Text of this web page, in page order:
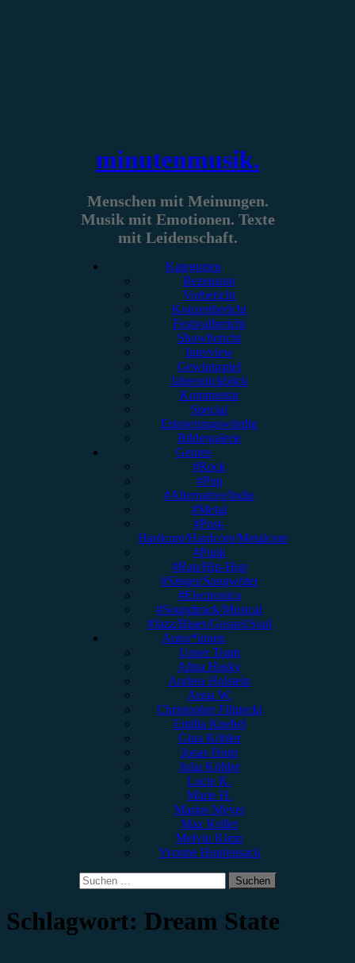
minutenmusik.
Menschen mit Meinungen.
Musik mit Emotionen. Texte
mit Leidenschaft.
Kategorien
Rezension
Vorbericht
Konzertbericht
Festivalbericht
Showbericht
Interview
Gewinnspiel
Jahresrückblick
Kommentar
Special
Erinnerungswürdig
Bildergalerie
Genres
#Rock
#Pop
#Alternative/Indie
#Metal
#Post-
Hardcore/Hardcore/Metalcore
#Punk
#Rap/Hip-Hop
#Singer/Songwriter
#Electronica
#Soundtrack/Musical
#Jazz/Blues/Gospel/Soul
Autor*innen
Unser Team
Alina Hasky
Andrea Holstein
Anna W.
Christopher Filipecki
Emilia Knebel
Gina Köhler
Jonas Horn
Julia Köhler
Lucie K.
Marie H.
Marius Meyer
Max Keller
Melvin Klein
Yvonne Hopfensack
Suchen
nach:
Schlagwort: Dream State